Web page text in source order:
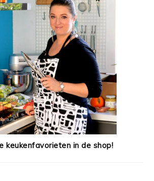
keukenfavorieten in de shop!